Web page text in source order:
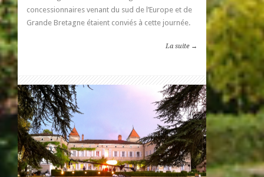
concessionnaires venant du sud de l’Europe et de
Grande Bretagne étaient conviés à cette journée.
La suite →